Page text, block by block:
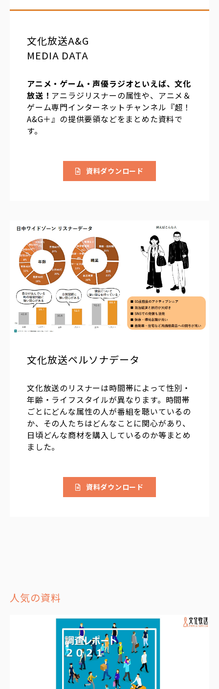
文化放送A&G
MEDIA DATA
アニメ・ゲーム・声優ラジオといえば、文化
放送！ アニラジリスナーの属性や、アニメ＆
ゲーム専門インターネットチャンネル『超！
A&G＋』の提供要領などをまとめた資料で
す。
資料ダウンロード
文化放送ペルソナデータ
文化放送のリスナーは時間帯によって性別・
年齢・ライフスタイルが異なります。時間帯
ごとにどんな属性の人が番組を聴いているの
か、その人たちはどんなことに関心があり、
日頃どんな商材を購入しているのか等まとめ
ました。
資料ダウンロード
人気の資料